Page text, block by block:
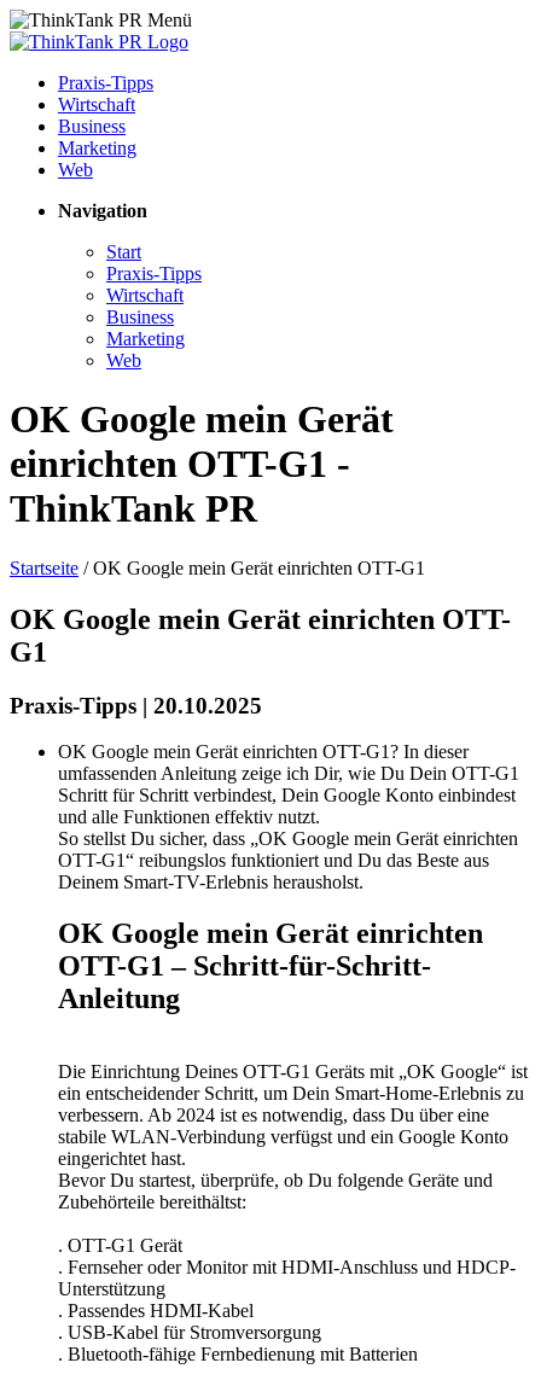
Praxis-Tipps
Wirtschaft
Business
Marketing
Web
Navigation
Start
Praxis-Tipps
Wirtschaft
Business
Marketing
Web
OK Google mein Gerät
einrichten OTT-G1 -
ThinkTank PR
Startseite / OK Google mein Gerät einrichten OTT-G1
OK Google mein Gerät einrichten OTT-
G1
Praxis-Tipps | 20.10.2025
OK Google mein Gerät einrichten OTT-G1? In dieser
umfassenden Anleitung zeige ich Dir, wie Du Dein OTT-G1
Schritt für Schritt verbindest, Dein Google Konto einbindest
und alle Funktionen effektiv nutzt.
So stellst Du sicher, dass „OK Google mein Gerät einrichten
OTT-G1“ reibungslos funktioniert und Du das Beste aus
Deinem Smart-TV-Erlebnis herausholst.
OK Google mein Gerät einrichten
OTT-G1 – Schritt-für-Schritt-
Anleitung
Die Einrichtung Deines OTT-G1 Geräts mit „OK Google“ ist
ein entscheidender Schritt, um Dein Smart-Home-Erlebnis zu
verbessern. Ab 2024 ist es notwendig, dass Du über eine
stabile WLAN-Verbindung verfügst und ein Google Konto
eingerichtet hast.
Bevor Du startest, überprüfe, ob Du folgende Geräte und
Zubehörteile bereithältst:
. OTT-G1 Gerät
. Fernseher oder Monitor mit HDMI-Anschluss und HDCP-
Unterstützung
. Passendes HDMI-Kabel
. USB-Kabel für Stromversorgung
. Bluetooth-fähige Fernbedienung mit Batterien